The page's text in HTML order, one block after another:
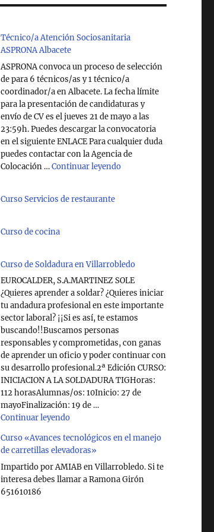
Técnico/a Atención Sociosanitaria
ASPRONA Albacete
ASPRONA convoca un proceso de selección
de para 6 técnicos/as y 1 técnico/a
coordinador/a en Albacete. La fecha límite
para la presentación de candidaturas y
envío de CV es el jueves 21 de mayo a las
23:59h. Puedes descargar la convocatoria
en el siguiente ENLACE Para cualquier duda
puedes contactar con la Agencia de
Colocación …Continuar leyendo"Técnico/a Atención
Curso Servicios de restaurante
Curso de cocina
Curso de Soldadura en Villarrobledo
EUROCALDER, S.A.MARTINEZ SOLE
¿Quieres aprender a soldar? ¿Quieres iniciar
tu andadura profesional en este importante
sector laboral? ¡¡Si es así, te estamos
buscando!!Buscamos personas
responsables y comprometidas, con ganas
de aprender un oficio y poder continuar con
su desarrollo profesional.2ª Edición CURSO:
INICIACION A LA SOLDADURA TIGHoras:
112 horasAlumnas/os: 10Inicio: 27 de
mayoFinalización: 19 de …
Continuar leyendo"Curso de Soldadura en Villarrobledo"
Curso «Avances tecnológicos en el manejo
de carretillas elevadoras»
Impartido por AMIAB en Villarrobledo. Si te
interesa debes llamar a Ramona Girón
651610186